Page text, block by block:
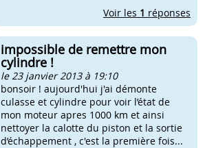
Voir les 1 réponses
impossible de remettre mon
cylindre !
le 23 janvier 2013 à 19:10
bonsoir ! aujourd'hui j'ai démonte
culasse et cylindre pour voir l’état de
mon moteur apres 1000 km et ainsi
nettoyer la calotte du piston et la sortie
d’échappement , c'est la première fois...